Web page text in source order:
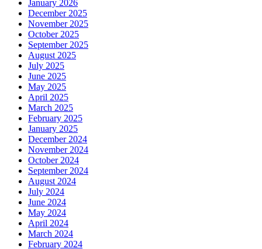
January 2026
December 2025
November 2025
October 2025
September 2025
August 2025
July 2025
June 2025
May 2025
April 2025
March 2025
February 2025
January 2025
December 2024
November 2024
October 2024
September 2024
August 2024
July 2024
June 2024
May 2024
April 2024
March 2024
February 2024